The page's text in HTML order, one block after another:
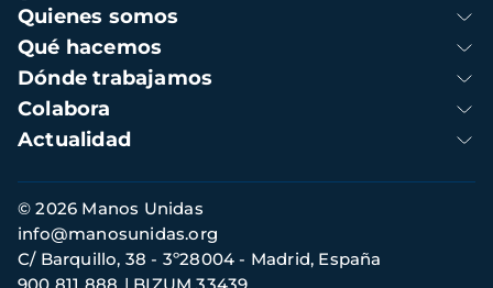
Navegación
principal
Quienes somos
Qué hacemos
Dónde trabajamos
Colabora
Actualidad
Información
de
contacto
© 2026 Manos Unidas
C/ Barquillo, 38 - 3º28004 - Madrid, España
info@manosunidas.org